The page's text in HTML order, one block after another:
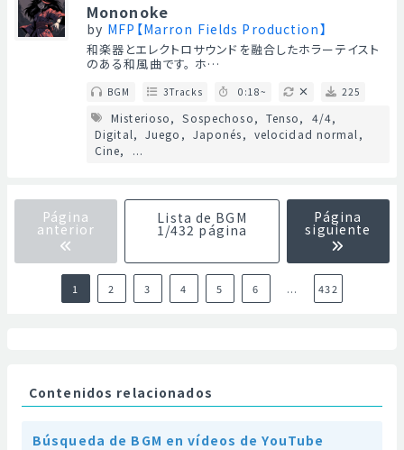
Mononoke
by MFP【Marron Fields Production】
和楽器とエレクトロサウンドを融合したホラーテイスト
のある和風曲です。 ホ…
BGM 3Tracks 0:18~ 225
Misterioso Sospechoso Tenso
4/4
Digital
Juego Japonés
velocidad normal
Cine
...
Página
anterior
Lista de BGM
1/432 página
Página
siguiente
1 2 3 4 5 6 ... 432
Contenidos relacionados
Búsqueda de BGM en vídeos de YouTube